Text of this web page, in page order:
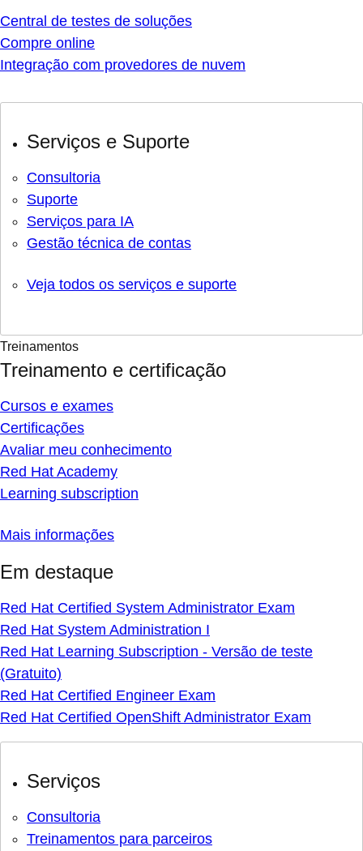
Central de testes de soluções
Compre online
Integração com provedores de nuvem
Serviços e Suporte
Consultoria
Suporte
Serviços para IA
Gestão técnica de contas
Veja todos os serviços e suporte
Treinamentos
Treinamento e certificação
Cursos e exames
Certificações
Avaliar meu conhecimento
Red Hat Academy
Learning subscription
Mais informações
Em destaque
Red Hat Certified System Administrator Exam
Red Hat System Administration I
Red Hat Learning Subscription - Versão de teste
(Gratuito)
Red Hat Certified Engineer Exam
Red Hat Certified OpenShift Administrator Exam
Serviços
Consultoria
Treinamentos para parceiros